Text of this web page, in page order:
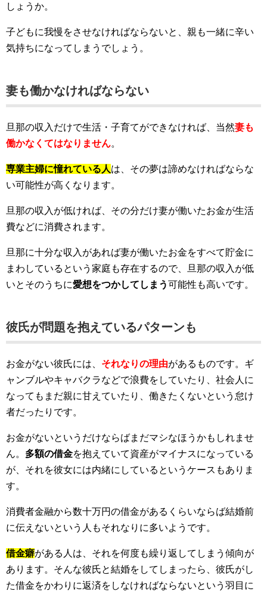
しょうか。
子どもに我慢をさせなければならないと、親も一緒に辛い
気持ちになってしまうでしょう。
妻も働かなければならない
旦那の収入だけで生活・子育てができなければ、当然妻も
働かなくてはなりません。
専業主婦に憧れている人は、その夢は諦めなければならな
い可能性が高くなります。
旦那の収入が低ければ、その分だけ妻が働いたお金が生活
費などに消費されます。
旦那に十分な収入があれば妻が働いたお金をすべて貯金に
まわしているという家庭も存在するので、旦那の収入が低
いとそのうちに愛想をつかしてしまう可能性も高いです。
彼氏が問題を抱えているパターンも
お金がない彼氏には、 それなりの理由があるものです。ギ
ャンブルやキャバクラなどで浪費をしていたり、社会人に
なってもまだ親に甘えていたり、働きたくないという怠け
者だったりです。
お金がないというだけならばまだマシなほうかもしれませ
ん。 多額の借金を抱えていて資産がマイナスになっている
が、それを彼女には内緒にしているというケースもありま
す。
消費者金融から数十万円の借金があるくらいならば結婚前
に伝えないという人もそれなりに多いようです。
借金癖がある人は、それを何度も繰り返してしまう傾向が
あります。そんな彼氏と結婚をしてしまったら、彼氏がし
た借金をかわりに返済をしなければならないという羽目に